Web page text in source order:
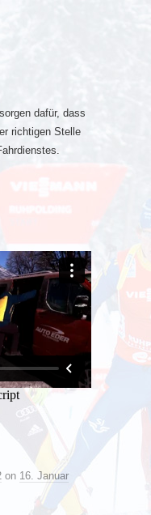
dafür, dass
richtigen Stelle
on 16. Januar